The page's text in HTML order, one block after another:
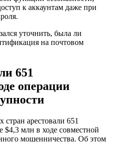
к аккаунтам даже при
уточнить, была ли
на почтовом
651
операции
арестовали 651
$4,3 млн в ходе совместной
мошенничества. Об этом